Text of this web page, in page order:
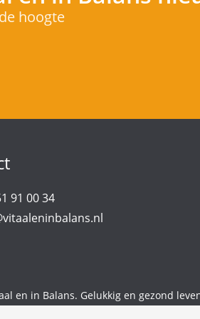
hoogte
91 00 34
en in Balans. Gelukkig en gezond